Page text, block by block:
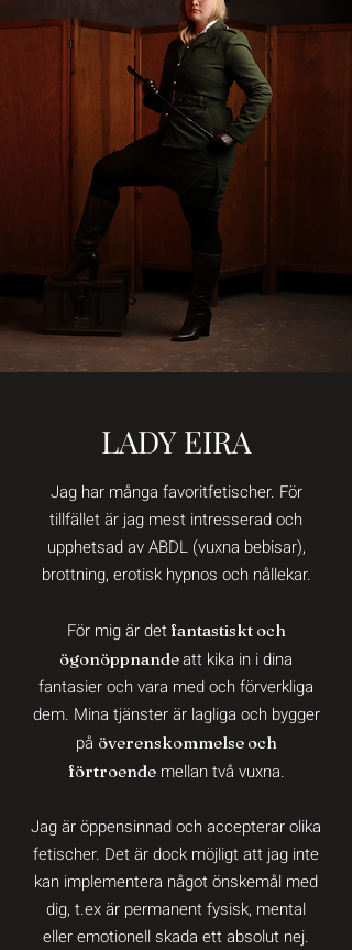
LADY EIRA
Jag har många favoritfetischer. För
tillfället är jag mest intresserad och
upphetsad av ABDL (vuxna bebisar),
brottning, erotisk hypnos och nållekar.
För mig är detfantastiskt och
ögonöppnandeatt kika in i dina
fantasier och vara med och förverkliga
dem. Mina tjänster är lagliga och bygger
på överenskommelse och
förtroendemellan två vuxna.
Jag är öppensinnad och accepterar olika
fetischer. Det är dock möjligt att jag inte
kan implementera något önskemål med
dig, t.ex är permanent fysisk, mental
eller emotionell skada ett absolut nej.